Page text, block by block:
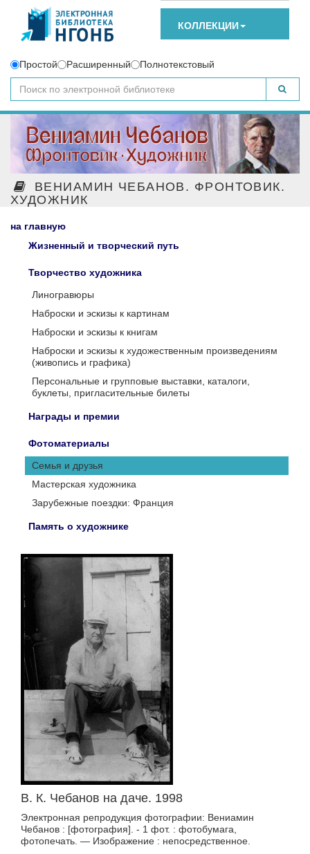
КОЛЛЕКЦИИ
Простой Расширенный Полнотекстовый
ВЕНИАМИН ЧЕБАНОВ. ФРОНТОВИК.
ХУДОЖНИК
на главную
Жизненный и творческий путь
Творчество художника
Линогравюры
Наброски и эскизы к картинам
Наброски и эскизы к книгам
Наброски и эскизы к художественным произведениям
(живопись и графика)
Персональные и групповые выставки, каталоги,
буклеты, пригласительные билеты
Награды и премии
Фотоматериалы
Семья и друзья
Мастерская художника
Зарубежные поездки: Франция
Память о художнике
В. К. Чебанов на даче. 1998
Электронная репродукция фотографии: Вениамин
Чебанов : [фотография]. - 1 фот. : фотобумага,
фотопечать. — Изображение : непосредственное.